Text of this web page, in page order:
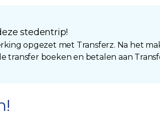
stedentrip!
opgezet met Transferz. Na het
transfer boeken en betalen aan